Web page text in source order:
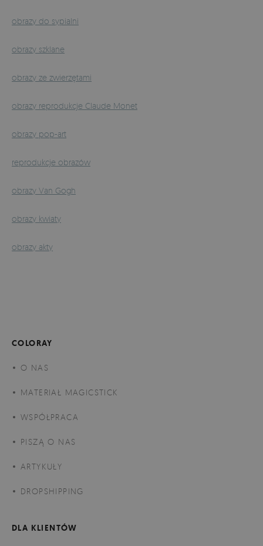
obrazy do sypialni
obrazy szklane
obrazy ze zwierzętami
obrazy reprodukcje Claude Monet
obrazy pop-art
reprodukcje obrazów
obrazy Van Gogh
obrazy kwiaty
obrazy akty
COLORAY
O NAS
MATERIAŁ MAGICSTICK
WSPÓŁPRACA
PISZĄ O NAS
ARTYKUŁY
DROPSHIPPING
DLA KLIENTÓW